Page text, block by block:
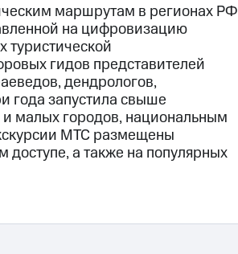
маршрутам в регионах РФ
на цифровизацию
туристической
гидов представителей
дендрологов,
года запустила свыше
малых городов, национальным
МТС размещены
доступе, а также на популярных